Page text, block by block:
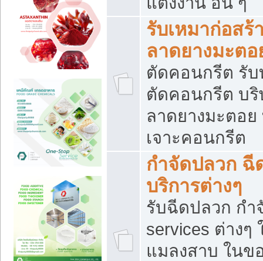
รับเหมาก่อส
ลาดยางมะต
ตัดคอนกรีต รับ
ตัดคอนกรีต บริ
ลาดยางมะตอ
เจาะคอนกรีต
กำจัดปลวก ฉี
บริการต่างๆ
รับฉีดปลวก กำ
services ต่าง
แมลงสาบ ใน